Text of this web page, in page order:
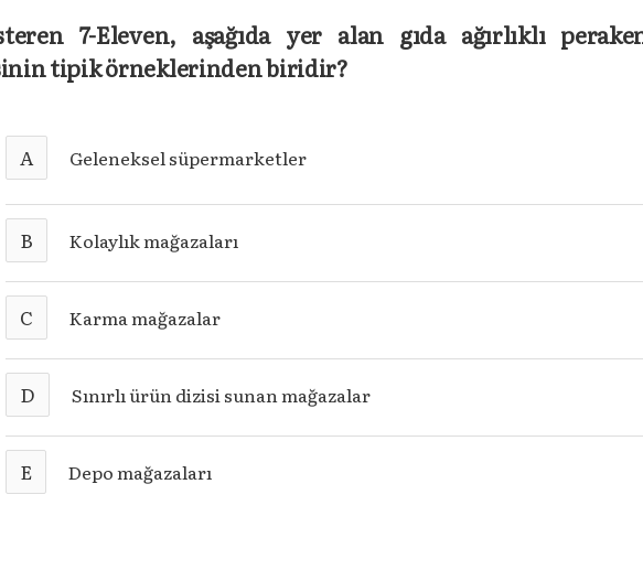
7-Eleven, aşağıda yer alan gıda ağırlıklı
tipik örneklerinden biridir?
A Geleneksel süpermarketler
B Kolaylık mağazaları
C Karma mağazalar
D Sınırlı ürün dizisi sunan mağazalar
E Depo mağazaları